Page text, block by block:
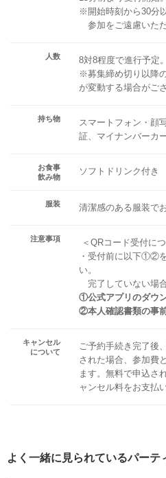
※開始時刻から30分
参加をご遠慮いた
人数
8対8程度で進行予定
※募集締め切り以降
が変動する場合がご
持ち物
スマートフォン・顔
証、マイナンバーカ
お食事
飲み物
ソフトドリンク付き
服装 清潔感のある服装で
注意事項
＜QRコード受付に
・受付前に以下①②
い。
完了していない場
①公式アプリのダウ
②本人確認書類の事
キャンセル
について
ご予約手続き完了後
された場合、参加費
ます。無料で申込さ
ャンセル料をお支払
よく一緒に見られているパーテ